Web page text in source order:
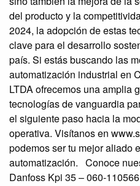
del producto y la
2024, la adopción de estas
clave para el desarrollo
país. Si estás buscando las
automatización industrial en
LTDA ofrecemos una amplia
tecnologías de vanguardia
el siguiente paso hacia la
operativa. Visítanos en
podemos ser tu mejor aliado
automatización. Conoce
Danfoss Kpi 35 – 060-